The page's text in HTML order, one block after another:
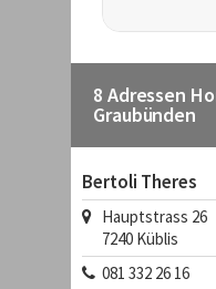
8 Adressen
Graubünden
Bertoli Theres
Hauptstrass 26
7240 Küblis
081 332 26 16